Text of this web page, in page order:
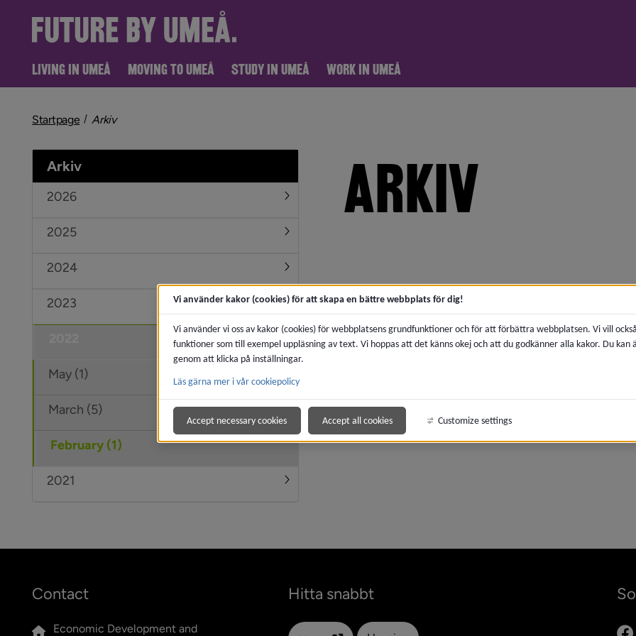
LIVING IN UMEÅ MOVING TO UMEÅ STUDY IN UMEÅ WORK IN UMEÅ
Startpage Arkivnivå i brödsmulenavigeringen
Arkiv
2026 Undermeny för 2026
2025 Undermeny för 2025
2024 Undermeny för 2024
2023 Undermeny för 2023
Undermeny för 2022
May (1)
March (5)
February (1)
2021 Undermeny för 2021
ARKIV
Contact
Economic Development and
Hitta snabbt
Vi använder kakor (cookies) för att skapa en bättre webbplats för dig!
Vi använder vi oss av kakor (cookies) för webbplatsens grundfunktioner och för att förbättra webbplatsen. Vi vill
funktioner som till exempel uppläsning av text. Vi hoppas att det känns okej och att du godkänner alla kakor. Du kan
genom att klicka på inställningar.
Läs gärna mer i vår cookiepolicy
Accept necessary cookies Accept all cookies Customize settings